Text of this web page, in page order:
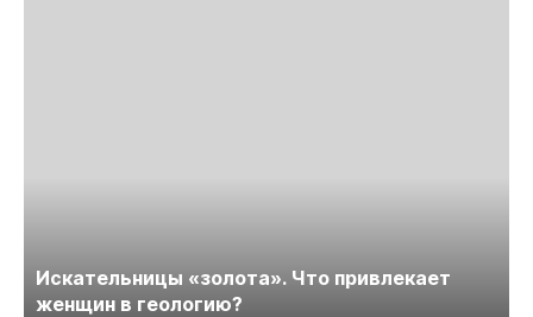
Искательницы «золота». Что привлекает
женщин в геологию?